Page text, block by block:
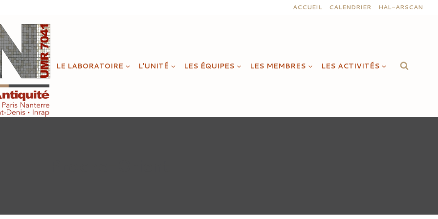
ACCUEIL CALENDRIER HAL-ARSCAN
LE LABORATOIRE L’UNITÉ LES ÉQUIPES LES MEMBRES LES ACTIVITÉS